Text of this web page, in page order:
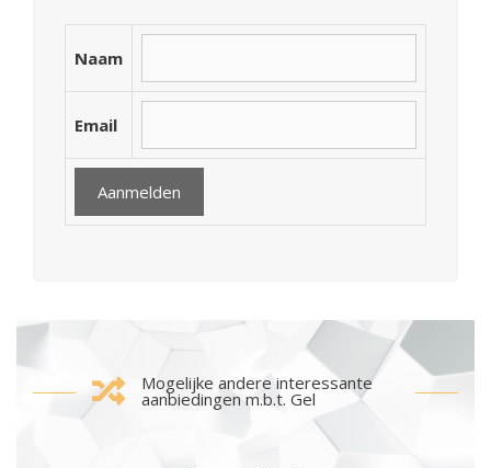
Naam
Email
Mogelijke andere interessante
aanbiedingen m.b.t. Gel